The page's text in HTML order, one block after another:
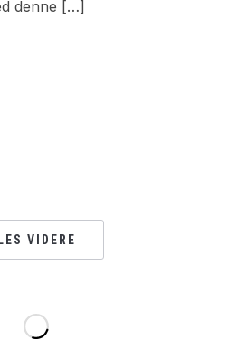
denne […]
LES VIDERE